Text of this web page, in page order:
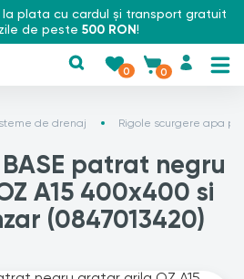
la plata cu cardul și transport gratuit
de peste 500 RON!
0 0
de drenaj Rigole scurgere apa
patrat negru
A15 400x400 si
(0847013420)